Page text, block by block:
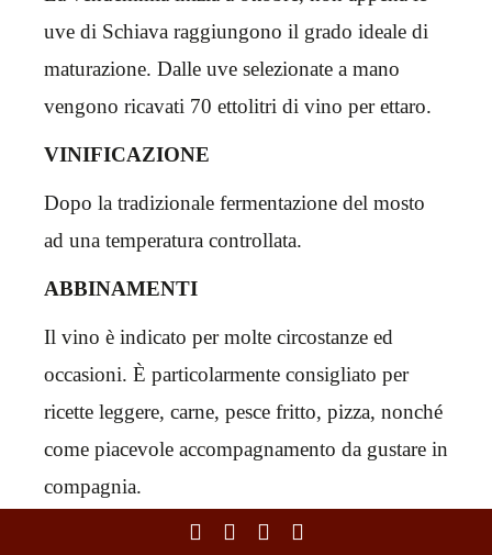
uve di Schiava raggiungono il grado ideale di
maturazione. Dalle uve selezionate a mano
vengono ricavati 70 ettolitri di vino per ettaro.
VINIFICAZIONE
Dopo la tradizionale fermentazione del mosto
ad una temperatura controllata.
ABBINAMENTI
Il vino è indicato per molte circostanze ed
occasioni. È particolarmente consigliato per
ricette leggere, carne, pesce fritto, pizza, nonché
come piacevole accompagnamento da gustare in
compagnia.